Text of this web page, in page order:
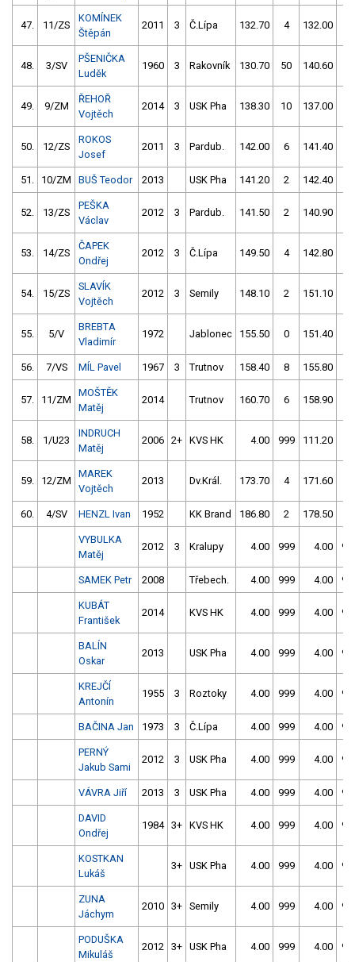
47. 11/ZS
KOMÍNEK
Štěpán
2011 3 Č.Lípa 132.70 4 132.00
48. 3/SV
PŠENIČKA
Luděk
1960 3 Rakovník 130.70 50 140.60
49. 9/ZM
ŘEHOŘ
Vojtěch
2014 3 USK Pha 138.30 10 137.00
50. 12/ZS
ROKOS
Josef
2011 3 Pardub. 142.00 6 141.40
51. 10/ZM BUŠ Teodor 2013 USK Pha 141.20 2 142.40
52. 13/ZS
PEŠKA
Václav
2012 3 Pardub. 141.50 2 140.90
53. 14/ZS
ČAPEK
Ondřej
2012 3 Č.Lípa 149.50 4 142.80
54. 15/ZS
SLAVÍK
Vojtěch
2012 3 Semily 148.10 2 151.10
55. 5/V
BREBTA
Vladimír
1972 Jablonec 155.50 0 151.40
56. 7/VS MÍL Pavel 1967 3 Trutnov 158.40 8 155.80
57. 11/ZM
MOŠTĚK
Matěj
2014 Trutnov 160.70 6 158.90
58. 1/U23
INDRUCH
Matěj
2006 2+ KVS HK 4.00 999 111.20
59. 12/ZM
MAREK
Vojtěch
2013 Dv.Král. 173.70 4 171.60
60. 4/SV HENZL Ivan 1952 KK Brand 186.80 2 178.50
VYBULKA
Matěj
2012 3 Kralupy 4.00 999 4.00
SAMEK Petr 2008 Třebech. 4.00 999 4.00
KUBÁT
František
2014 KVS HK 4.00 999 4.00
BALÍN
Oskar
2013 USK Pha 4.00 999 4.00
KREJČÍ
Antonín
1955 3 Roztoky 4.00 999 4.00
BAČINA Jan 1973 3 Č.Lípa 4.00 999 4.00
PERNÝ
Jakub Sami
2012 3 USK Pha 4.00 999 4.00
VÁVRA Jiří 2013 3 USK Pha 4.00 999 4.00
DAVID
Ondřej
1984 3+ KVS HK 4.00 999 4.00
KOSTKAN
Lukáš
3+ USK Pha 4.00 999 4.00
ZUNA
Jáchym
2010 3+ Semily 4.00 999 4.00
PODUŠKA
Mikuláš
2012 3+ USK Pha 4.00 999 4.00